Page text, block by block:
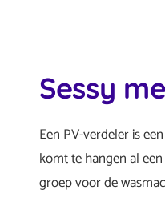
Sessy
Een PV-verdeler is
komt te hangen al
groep voor de